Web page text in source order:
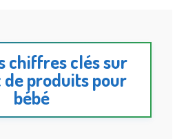
chiffres clés sur
de produits pour
bébé